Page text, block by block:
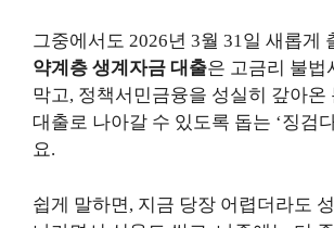
그중에서도 2026년 3월 31일 새롭게
약계층 생계자금 대출은 고금리 불법
막고, 정책서민금융을 성실히 갚아온
대출로 나아갈 수 있도록 돕는 ‘징검
요.
쉽게 말하면, 지금 당장 어렵더라도